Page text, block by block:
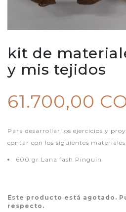
kit de
y mis tejidos
61.700,00
Para desarrollar los ejercicios y
contar con los siguientes materiales:
600 gr Lana fash Pinguin
Este producto está agotado.
respecto.